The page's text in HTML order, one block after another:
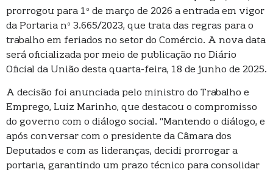
prorrogou para 1º de março de 2026 a entrada em vigor
da Portaria nº 3.665/2023, que trata das regras para o
trabalho em feriados no setor do Comércio. A nova data
será oficializada por meio de publicação no Diário
Oficial da União desta quarta-feira, 18 de junho de 2025.
A decisão foi anunciada pelo ministro do Trabalho e
Emprego, Luiz Marinho, que destacou o compromisso
do governo com o diálogo social. “Mantendo o diálogo, e
após conversar com o presidente da Câmara dos
Deputados e com as lideranças, decidi prorrogar a
portaria, garantindo um prazo técnico para consolidar